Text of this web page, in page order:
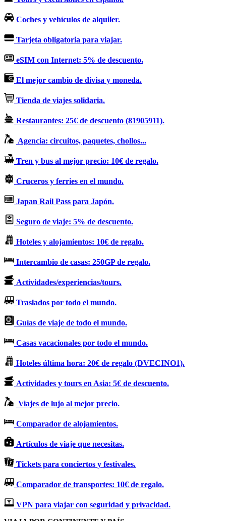
Coches y vehículos de alquiler.
Tarjeta obligatoria para viajar.
eSIM con Internet: 5% de descuento.
El mejor cambio de divisa y moneda.
Tienda de viajes solidaria.
Restaurantes: 25€ de descuento (81905911).
Agencia: circuitos, paquetes, chollos...
Tren y bus al mejor precio: 10€ de regalo.
Cruceros y ferries en el mundo.
Japan Rail Pass para Japón.
Seguro de viaje: 5% de descuento.
Hoteles y alojamientos: 10€ de regalo.
Intercambio de casas: 250GP de regalo.
Actividades/experiencias/tours.
Traslados por todo el mundo.
Guías de viaje de todo el mundo.
Casas vacacionales por todo el mundo.
Hoteles última hora: 20€ de regalo (DVECINO1).
Actividades y tours en Asia: 5€ de descuento.
Viajes de lujo al mejor precio.
Comparador de alojamientos.
Artículos de viaje que necesitas.
Tickets para conciertos y festivales.
Comparador de transportes: 10€ de regalo.
VPN para viajar con seguridad y privacidad.